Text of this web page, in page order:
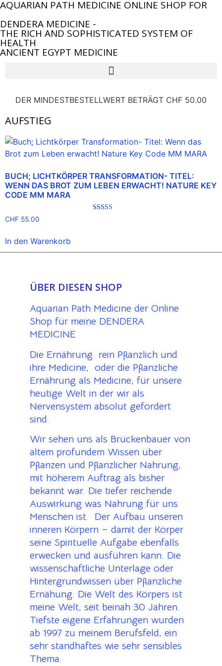
AQUARIAN PATH MEDICINE ONLINE SHOP FOR
DENDERA MEDICINE -
THE RICH AND SOPHISTICATED SYSTEM OF
HEALTH
ANCIENT EGYPT MEDICINE
DER MINDESTBESTELLWERT BETRÄGT CHF 50.00
AUFSTIEG
BUCH; LICHTKÖRPER TRANSFORMATION- TITEL:
WENN DAS BROT ZUM LEBEN ERWACHT! NATURE KEY
CODE MM MARA
CHF 55.00
In den Warenkorb
ÜBER DIESEN SHOP
Aquarian Path Medicine der Online
Shop für meine DENDERA
MEDICINE
Die Ernährung rein Pflanzlich und
ihre Medicine, oder die Pflanzliche
Ernährung als Medicine, für unsere
heutige Welt in der wir als
Nervensystem absolut gefordert
sind.
Wir sehen uns als Brückenbauer von
altem profundem Wissen über
Pflanzen und Pflanzlicher Nahrung,
mit höherem Auftrag als bisher
bekannt war. Die tiefer reichende
Auswirkung was Nahrung für uns
Menschen ist. Der Aufbau unseren
inneren Körpern – damit der Körper
seine Spirituelle Aufgabe ebenfalls
erwecken und ausführen kann. Die
wissenschaftliche Unterlage oder
Hintergrundwissen über Pflanzliche
Ernähung. Die Welt des Körpers ist
meine Welt, seit beinah 30 Jahren.
Tiefste eigene Erfahrungen wurden
ab 1997 zu meinem Berufsfeld, ein
sehr standhaftes wie sehr sensibles
Thema.